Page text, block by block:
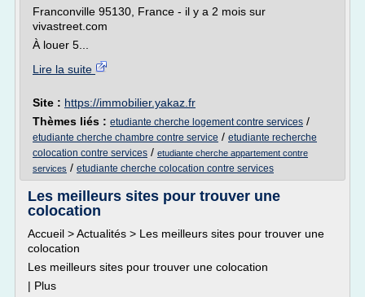
Franconville 95130, France - il y a 2 mois sur
vivastreet.com
À louer 5...
Lire la suite
Site : https://immobilier.yakaz.fr
Thèmes liés : etudiante cherche logement contre services /
etudiante cherche chambre contre service / etudiante recherche
colocation contre services / etudiante cherche appartement contre
services / etudiante cherche colocation contre services
Les meilleurs sites pour trouver une
colocation
Accueil > Actualités > Les meilleurs sites pour trouver une
colocation
Les meilleurs sites pour trouver une colocation
| Plus